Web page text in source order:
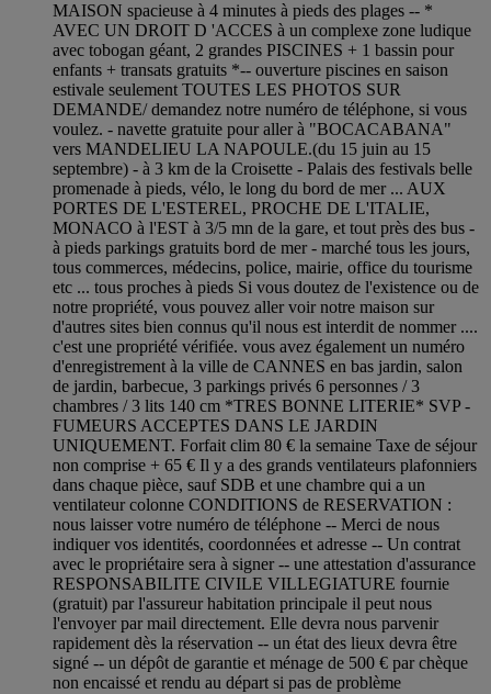
MAISON spacieuse à 4 minutes à pieds des plages -- *
AVEC UN DROIT D 'ACCES à un complexe zone ludique
avec tobogan géant, 2 grandes PISCINES + 1 bassin pour
enfants + transats gratuits *-- ouverture piscines en saison
estivale seulement TOUTES LES PHOTOS SUR
DEMANDE/ demandez notre numéro de téléphone, si vous
voulez. - navette gratuite pour aller à "BOCACABANA"
vers MANDELIEU LA NAPOULE.(du 15 juin au 15
septembre) - à 3 km de la Croisette - Palais des festivals belle
promenade à pieds, vélo, le long du bord de mer ... AUX
PORTES DE L'ESTEREL, PROCHE DE L'ITALIE,
MONACO à l'EST à 3/5 mn de la gare, et tout près des bus -
à pieds parkings gratuits bord de mer - marché tous les jours,
tous commerces, médecins, police, mairie, office du tourisme
etc ... tous proches à pieds Si vous doutez de l'existence ou de
notre propriété, vous pouvez aller voir notre maison sur
d'autres sites bien connus qu'il nous est interdit de nommer ....
c'est une propriété vérifiée. vous avez également un numéro
d'enregistrement à la ville de CANNES en bas jardin, salon
de jardin, barbecue, 3 parkings privés 6 personnes / 3
chambres / 3 lits 140 cm *TRES BONNE LITERIE* SVP -
FUMEURS ACCEPTES DANS LE JARDIN
UNIQUEMENT. Forfait clim 80 € la semaine Taxe de séjour
non comprise + 65 € Il y a des grands ventilateurs plafonniers
dans chaque pièce, sauf SDB et une chambre qui a un
ventilateur colonne CONDITIONS de RESERVATION :
nous laisser votre numéro de téléphone -- Merci de nous
indiquer vos identités, coordonnées et adresse -- Un contrat
avec le propriétaire sera à signer -- une attestation d'assurance
RESPONSABILITE CIVILE VILLEGIATURE fournie
(gratuit) par l'assureur habitation principale il peut nous
l'envoyer par mail directement. Elle devra nous parvenir
rapidement dès la réservation -- un état des lieux devra être
signé -- un dépôt de garantie et ménage de 500 € par chèque
non encaissé et rendu au départ si pas de problème